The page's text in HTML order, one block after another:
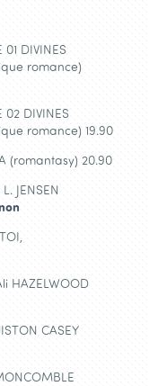
01 DIVINES
romance)
02 DIVINES
romance) 19.90
(romantasy) 20.90
JENSEN
HAZELWOOD
CASEY